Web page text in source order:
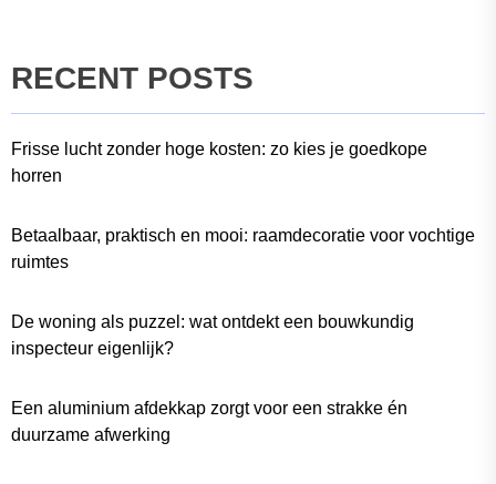
RECENT POSTS
Frisse lucht zonder hoge kosten: zo kies je goedkope
horren
Betaalbaar, praktisch en mooi: raamdecoratie voor vochtige
ruimtes
De woning als puzzel: wat ontdekt een bouwkundig
inspecteur eigenlijk?
Een aluminium afdekkap zorgt voor een strakke én
duurzame afwerking